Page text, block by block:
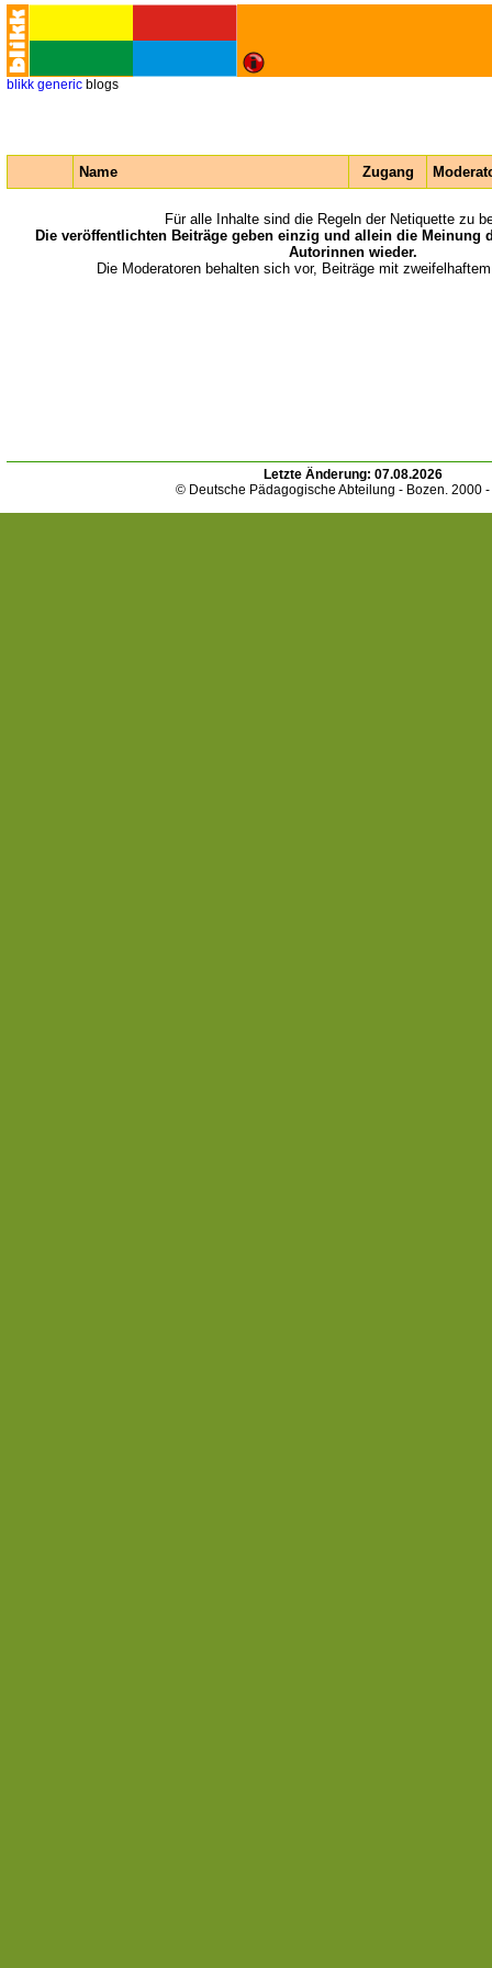
blikk generic blogs
Name Zugang
Für alle Inhalte sind die Regeln der Netiquette zu
Die veröffentlichten Beiträge geben einzig und allein die Meinung
Autorinnen wieder.
Die Moderatoren behalten sich vor, Beiträge mit
Letzte Änderung: 07.08.2026
© Deutsche Pädagogische Abteilung - Bozen. 2000 -